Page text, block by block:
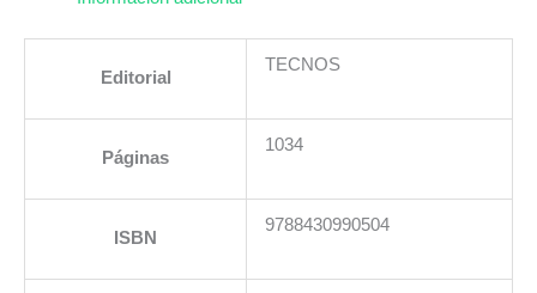
Editorial
TECNOS
Páginas
1034
ISBN
9788430990504